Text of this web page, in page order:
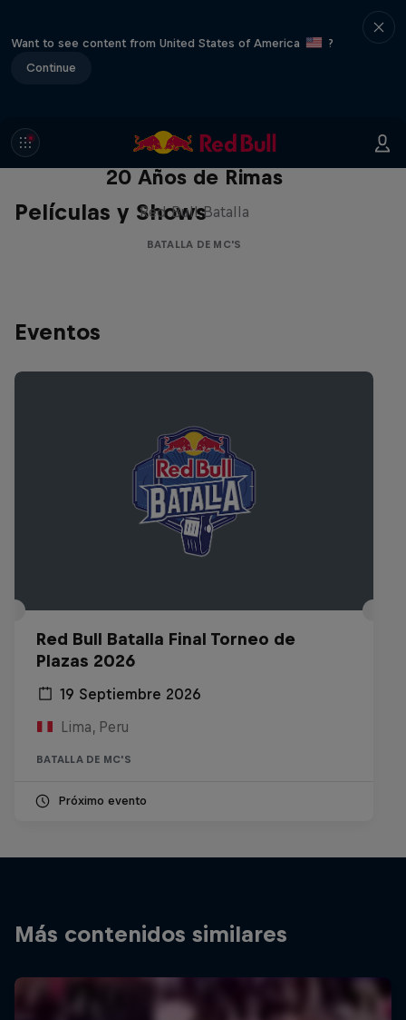
Want to see content from United States of America
?
Continue
Películas y Shows
Red Bull Batalla Nueva Historia:
20 Años de Rimas
Red Bull Batalla
BATALLA DE MC'S
Eventos
Red Bull Batalla Final Torneo de
Plazas 2026
19 Septiembre 2026
Lima, Peru
BATALLA DE MC'S
Próximo evento
Más contenidos similares